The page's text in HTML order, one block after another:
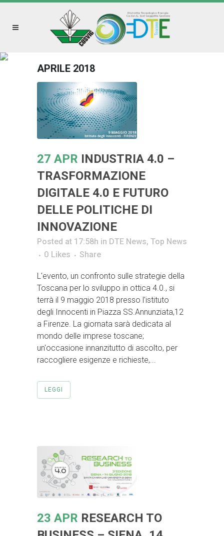
APRILE 2018
27 APR INDUSTRIA 4.0 –
TRASFORMAZIONE
DIGITALE 4.0 E FUTURO
DELLE POLITICHE DI
INNOVAZIONE
Posted at 17:58h in DTE News, Top News
0 Likes Share
L'evento, un confronto sulle strategie della
Toscana per lo sviluppo in ottica 4.0., si
terrà il 9 maggio 2018 presso l'istituto
degli Innocenti in Piazza SS.Annunziata,12
a Firenze. La giornata sarà dedicata al
mondo delle imprese toscane;
un'occasione innanzitutto di ascolto, per
raccogliere esigenze e richieste,...
LEGGI
23 APR RESEARCH TO